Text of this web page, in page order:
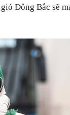
Đông Bắc sẽ